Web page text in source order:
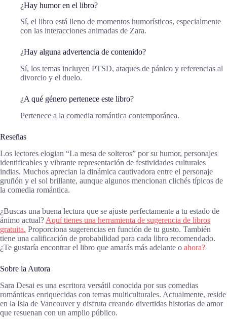
¿Hay humor en el libro?
Sí, el libro está lleno de momentos humorísticos, especialmente
con las interacciones animadas de Zara.
¿Hay alguna advertencia de contenido?
Sí, los temas incluyen PTSD, ataques de pánico y referencias al
divorcio y el duelo.
¿A qué género pertenece este libro?
Pertenece a la comedia romántica contemporánea.
Reseñas
Los lectores elogian “La mesa de solteros” por su humor, personajes
identificables y vibrante representación de festividades culturales
indias. Muchos aprecian la dinámica cautivadora entre el personaje
gruñón y el sol brillante, aunque algunos mencionan clichés típicos de
la comedia romántica.
¿Buscas una buena lectura que se ajuste perfectamente a tu estado de
ánimo actual? Aquí tienes una herramienta de sugerencia de libros
gratuita. Proporciona sugerencias en función de tu gusto. También
tiene una calificación de probabilidad para cada libro recomendado.
¿Te gustaría encontrar el libro que amarás más adelante o ahora?
Sobre la Autora
Sara Desai es una escritora versátil conocida por sus comedias
románticas enriquecidas con temas multiculturales. Actualmente, reside
en la Isla de Vancouver y disfruta creando divertidas historias de amor
que resuenan con un amplio público.